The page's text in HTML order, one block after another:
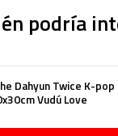
podría
Dahyun Twice K-pop
Vudú Love